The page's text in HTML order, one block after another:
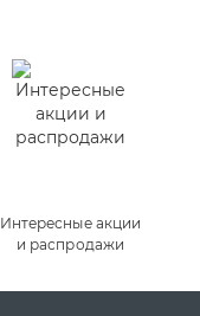
Интересные акции
и распродажи